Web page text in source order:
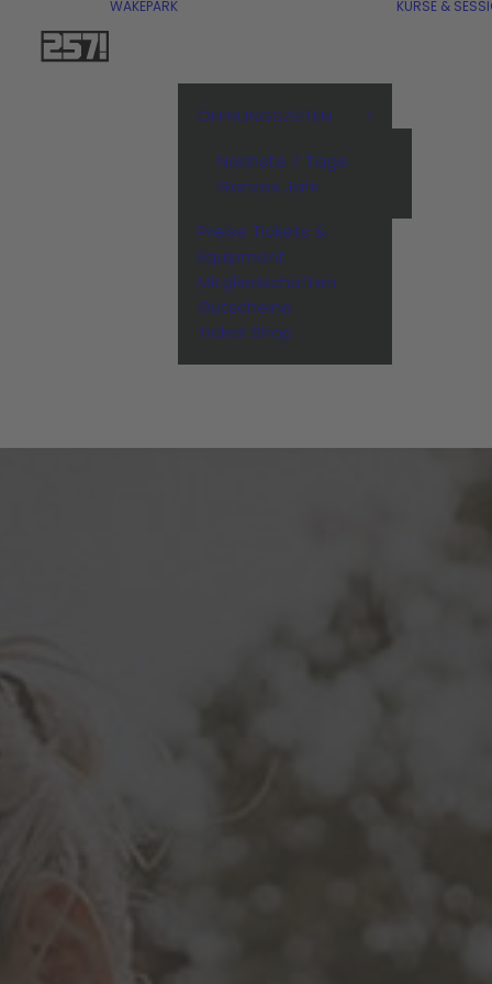
WAKEPARK
ÖFFNUNGSZEITEN
Nächste 7 Tage
Ganzes Jahr
Preise Tickets &
Equipment
Mitgliedschaften
Gutscheine
Ticket Shop
KURSE &